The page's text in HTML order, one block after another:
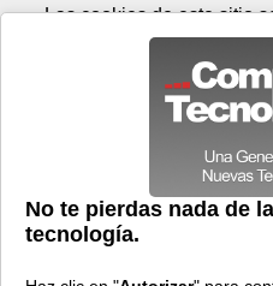
Prensa Videos
Windows XP>
Actualizaciones automáticas
19/05/2005 - 13:55 porserasihay| Informe
Sábado 08 de agosto -
Las cookies de este sitio
contenido y los anuncios,
sociales y para analizar el
información sobre el uso que
partners de medios
web.